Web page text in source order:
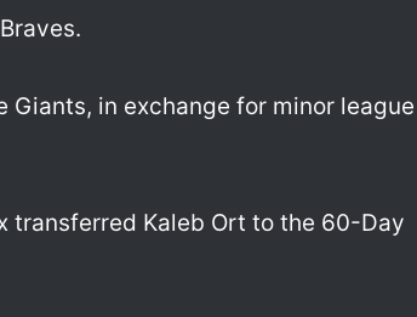
in exchange for minor
transferred Kaleb Ort to the 60-Day